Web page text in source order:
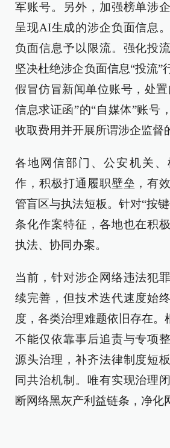
军账号。另外，加强榜单涉
呈现AI生成的涉企负面信息
负面信息予以限流。强化投
坚决杜绝涉企负面信息“投流”
假冒仿冒新闻单位账号，处
信息求证函”的“自媒体”账号
收取费用并开展所谓涉企监督
各地网信部门、公安机关
作，积极打通履职壁垒，有
管盲区与执法短板。针对“按
条化作案特征，各地也在积
执法、协同办案。
当前，针对涉企网络违法犯
续完善，但技术迭代速度始
度，各类治理难题依旧存在。
不能仅依靠事后追责与专项
源头治理，补齐法律制度短
同共治机制。唯有实现治理
断网络黑灰产利益链条，净化